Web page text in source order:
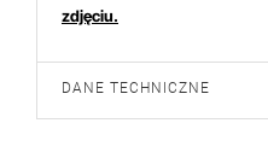
zdjęciu.
DANE TECHNICZNE